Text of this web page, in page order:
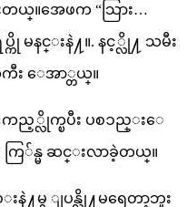
းတယ္။အေဖက “သြား…
ကို မနင္းနဲ႔။. နင့္လို႔ သမီး
ကီး ေအာ္တယ္။
ကည့္လိုက္ၿပီး ပစၥည္းေ
ကြ်န္မ ဆင္းလာခဲ့တယ္။
နဲ႔မွ ျပန္လို႔မရေတာ့ဘူး